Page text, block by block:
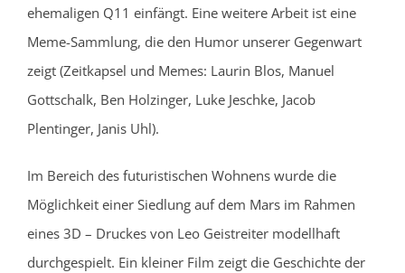
ehemaligen Q11 einfängt. Eine weitere Arbeit ist eine
Meme-Sammlung, die den Humor unserer Gegenwart
zeigt (Zeitkapsel und Memes: Laurin Blos, Manuel
Gottschalk, Ben Holzinger, Luke Jeschke, Jacob
Plentinger, Janis Uhl).
Im Bereich des futuristischen Wohnens wurde die
Möglichkeit einer Siedlung auf dem Mars im Rahmen
eines 3D – Druckes von Leo Geistreiter modellhaft
durchgespielt. Ein kleiner Film zeigt die Geschichte der